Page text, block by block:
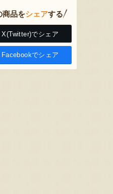
商品をシェアする
X(Twitter)でシェア
Facebookでシェア